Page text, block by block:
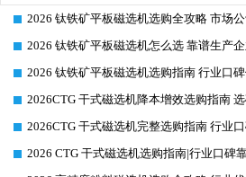
2026 钛铁矿平板磁选机选购全攻略 市场
2026 钛铁矿平板磁选机怎么选 靠谱生产
2026 钛铁矿平板磁选机选购指南 行业口
2026CTG 干式磁选机降本增效选购指南
2026CTG 干式磁选机完整选购指南 行业
2026 CTG 干式磁选机选购指南|行业口碑